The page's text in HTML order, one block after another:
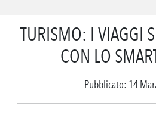
TURISMO: I VIAGGI
CON LO
Pubblicato: 14